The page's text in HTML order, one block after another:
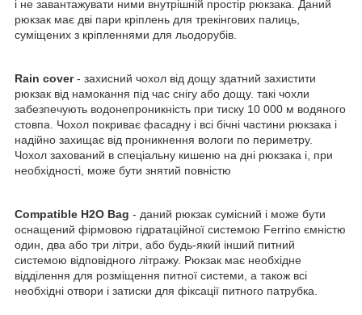
і не завантажувати ними внутрішній простір рюкзака. Даний
рюкзак має дві пари кріплень для трекінгових палиць,
суміщених з кріпленнями для льодорубів.
Rain cover- захисний чохол від дощу здатний захистити
рюкзак від намокання під час снігу або дощу. такі чохли
забезпечують водонепроникність при тиску 10 000 м водяного
стовпа. Чохол покриває фасадну і всі бічні частини рюкзака і
надійно захищає від проникнення вологи по периметру.
Чохол захований в спеціальну кишеню на дні рюкзака і, при
необхідності, може бути знятий повністю
Compatible H2O Bag - даний рюкзак сумісний і може бути
оснащений фірмовою гідратаційної системою Ferrino ємністю
один, два або три літри, або будь-який інший питний
системою відповідного літражу. Рюкзак має необхідне
відділення для розміщення питної системи, а також всі
необхідні отвори і затиски для фіксації питного патрубка.